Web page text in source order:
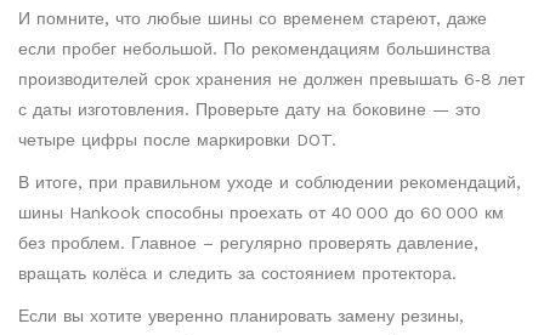
И помните, что любые шины со временем стареют, даже
если пробег небольшой. По рекомендациям большинства
производителей срок хранения не должен превышать 6‑8 лет
с даты изготовления. Проверьте дату на боковине — это
четыре цифры после маркировки DOT.
В итоге, при правильном уходе и соблюдении рекомендаций,
шины Hankook способны проехать от 40 000 до 60 000 км
без проблем. Главное – регулярно проверять давление,
вращать колёса и следить за состоянием протектора.
Если вы хотите уверенно планировать замену резины,